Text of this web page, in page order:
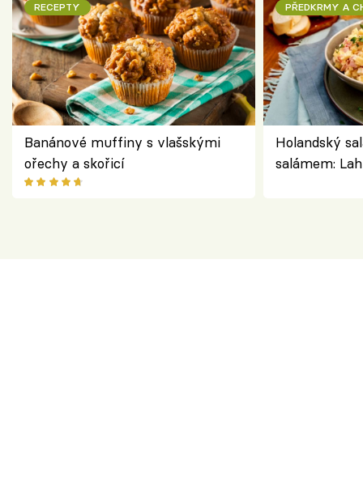
RECEPTY
Banánové muffiny s vlašskými
ořechy a skořicí
PŘEDKRMY A
Holandský
salámem: